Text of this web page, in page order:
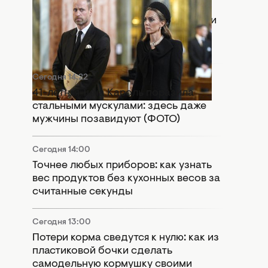
Сегодня 15:55
Раскол в монархии: Кейт Миддлтон и
принц Уильям попали в громкий
скандал
Сегодня 14:22
41-летняя Тина Кароль поразила
стальными мускулами: здесь даже
мужчины позавидуют (ФОТО)
Сегодня 14:00
Точнее любых приборов: как узнать
вес продуктов без кухонных весов за
считанные секунды
Сегодня 13:00
Потери корма сведутся к нулю: как из
пластиковой бочки сделать
самодельную кормушку своими